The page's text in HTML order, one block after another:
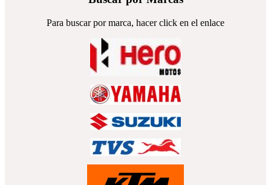
Para buscar por marca, hacer click en el enlace